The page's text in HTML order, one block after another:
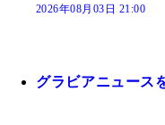
2026年08月03日 21:00
グラビアニュース